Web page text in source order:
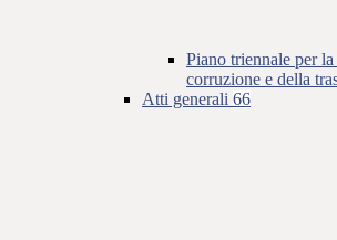
Piano triennale per
corruzione e della
Atti generali 66